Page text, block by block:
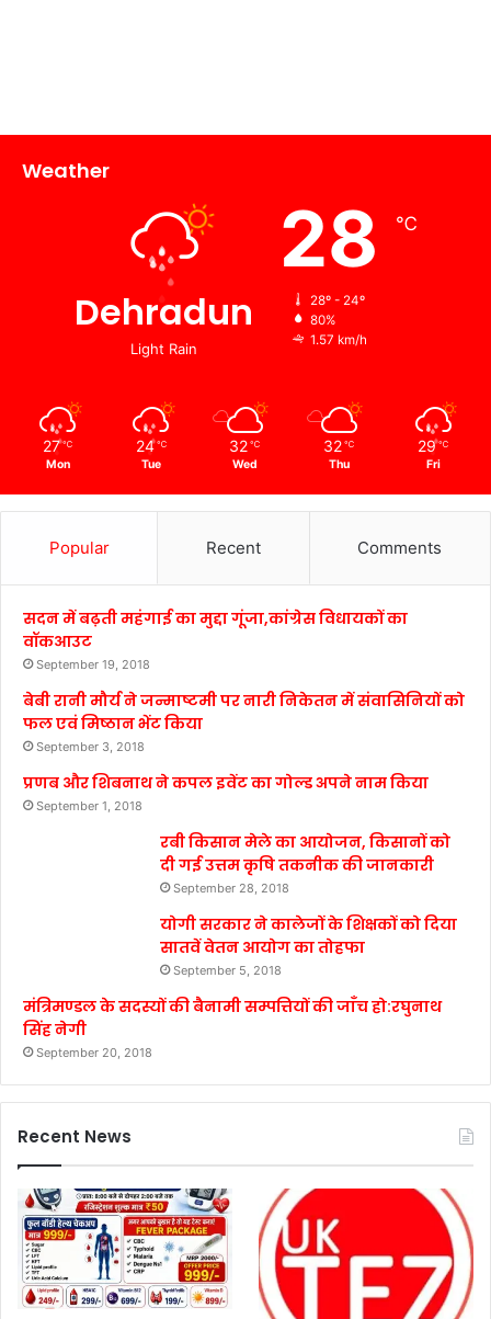
Weather
Dehradun
Light Rain
28 ℃
28º - 24º
80%
1.57 km/h
27 ℃
Mon
24 ℃
Tue
32 ℃
Wed
32 ℃
Thu
29 ℃
Fri
Popular Recent Comments
सदन में बढ़ती महंगाई का मुद्दा गूंजा,कांग्रेस विधायकों का
वॉकआउट
September 19, 2018
बेबी रानी मौर्य ने जन्माष्टमी पर नारी निकेतन में संवासिनियों को
फल एवं मिष्ठान भेंट किया
September 3, 2018
प्रणब और शिबनाथ ने कपल इवेंट का गोल्ड अपने नाम किया
September 1, 2018
रबी किसान मेले का आयोजन, किसानों को
दी गई उत्तम कृषि तकनीक की जानकारी
September 28, 2018
योगी सरकार ने कालेजों के शिक्षकों को दिया
सातवें वेतन आयोग का तोहफा
September 5, 2018
मंत्रिमण्डल के सदस्यों की बैनामी सम्पत्तियों की जाँच हो:रघुनाथ
सिंह नेगी
September 20, 2018
Recent News